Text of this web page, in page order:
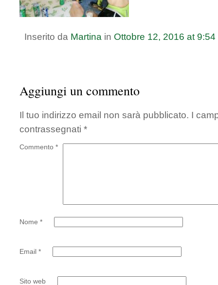
Inserito da Martina in Ottobre 12, 2016 at 9:54
Aggiungi un commento
Il tuo indirizzo email non sarà pubblicato. I
contrassegnati *
Commento *
Nome *
Email *
Sito web